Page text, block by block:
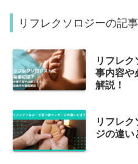
リフレクソロジーの記事
リフレ
事内容や
解説！
リフレ
ジの違い